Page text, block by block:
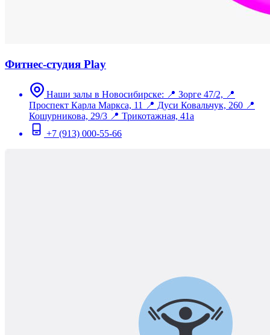
Фитнес-студия Play
Наши залы в Новосибирске: 📍 Зорге 47/2, 📍
Проспект Карла Маркса, 11 📍 Дуси Ковальчук, 260 📍
Кошурникова, 29/3 📍 Трикотажная, 41а
+7 (913) 000-55-66